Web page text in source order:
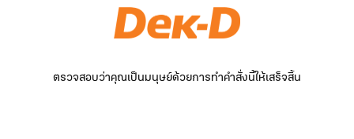
ตรวจสอบว่าคุณเป็นมนุษย์ด้วยการทำคำสั่งนี้ให้เสร็จสิ้น